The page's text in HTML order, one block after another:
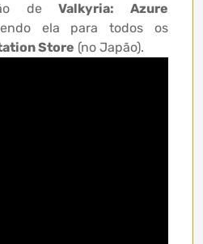
deValkyria: Azure
ela para todos os
Store (no Japão).